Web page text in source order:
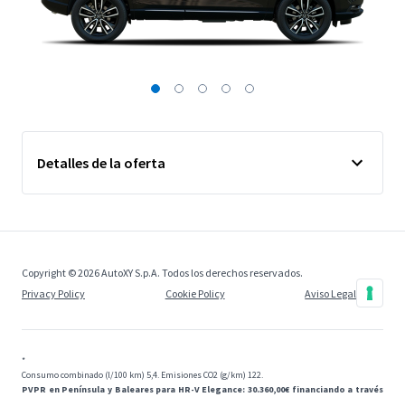
Detalles de la oferta
Copyright © 2026 AutoXY S.p.A. Todos los derechos reservados.
Privacy Policy
Cookie Policy Aviso Legal
*
Consumo combinado (l/100 km) 5,4. Emisiones CO2 (g/km) 122.
PVPR en Península y Baleares para HR-V Elegance: 30.360,00€ financiando a través